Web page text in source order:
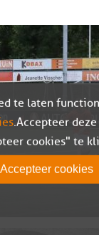
– Sparta
te laten
. Accepteer
cookies" te
Accepteer cookies